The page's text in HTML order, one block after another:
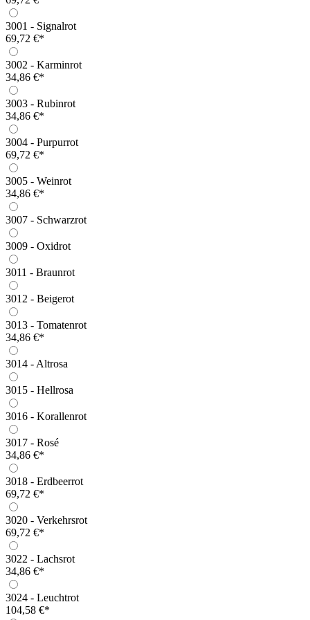
3001 - Signalrot
69,72 €*
3002 - Karminrot
34,86 €*
3003 - Rubinrot
34,86 €*
3004 - Purpurrot
69,72 €*
3005 - Weinrot
34,86 €*
3007 - Schwarzrot
3009 - Oxidrot
3011 - Braunrot
3012 - Beigerot
3013 - Tomatenrot
34,86 €*
3014 - Altrosa
3015 - Hellrosa
3016 - Korallenrot
3017 - Rosé
34,86 €*
3018 - Erdbeerrot
69,72 €*
3020 - Verkehrsrot
69,72 €*
3022 - Lachsrot
34,86 €*
3024 - Leuchtrot
104,58 €*